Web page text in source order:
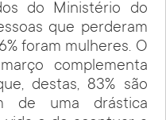
do Ministério do
que perderam
foram mulheres. O
complementa
destas, 83% são
de uma drástica